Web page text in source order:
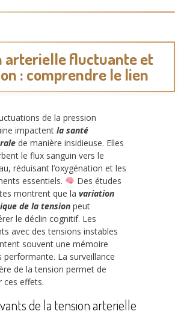
arterielle fluctuante et
: comprendre le lien
de la pression
impactent la santé
de manière insidieuse. Elles
le flux sanguin vers le
réduisant l’oxygénation et les
essentiels.
Des études
montrent que la variation
de la tension peut
le déclin cognitif. Les
avec des tensions instables
souvent une mémoire
performante. La surveillance
de la tension permet de
ces effets.
de la tension arterielle